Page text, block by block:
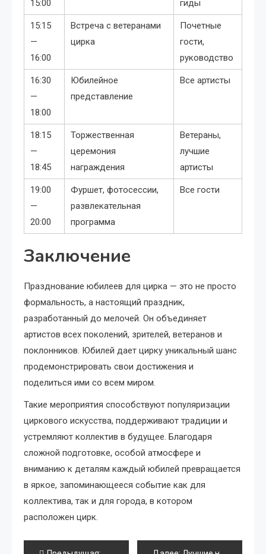
15:00 гиды
15:15
—
16:00
Встреча с ветеранами
цирка
Почетные
гости,
руководство
16:30
—
18:00
Юбилейное
представление
Все артисты
18:15
—
18:45
Торжественная
церемония
награждения
Ветераны,
лучшие
артисты
19:00
—
20:00
Фуршет, фотосессии,
развлекательная
программа
Все гости
Заключение
Празднование юбилеев для цирка — это не просто
формальность, а настоящий праздник,
разработанный до мелочей. Он объединяет
артистов всех поколений, зрителей, ветеранов и
поклонников. Юбилей дает цирку уникальный шанс
продемонстрировать свои достижения и
поделиться ими со всем миром.
Такие мероприятия способствуют популяризации
циркового искусства, поддерживают традиции и
устремляют коллектив в будущее. Благодаря
сложной подготовке, особой атмосфере и
вниманию к деталям каждый юбилей превращается
в яркое, запоминающееся событие как для
коллектива, так и для города, в котором
расположен цирк.